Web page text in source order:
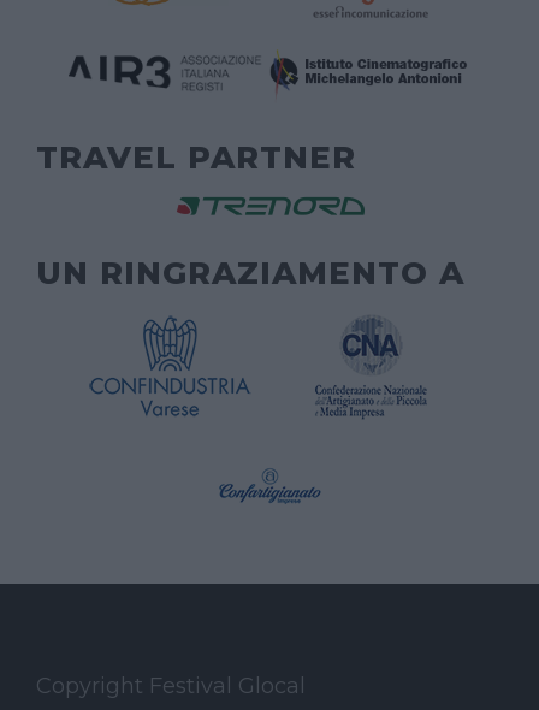
TRAVEL PARTNER
UN RINGRAZIAMENTO A
Copyright Festival Glocal